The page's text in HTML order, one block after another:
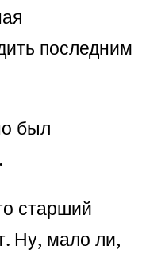
последним
был
старший
Ну, мало ли,